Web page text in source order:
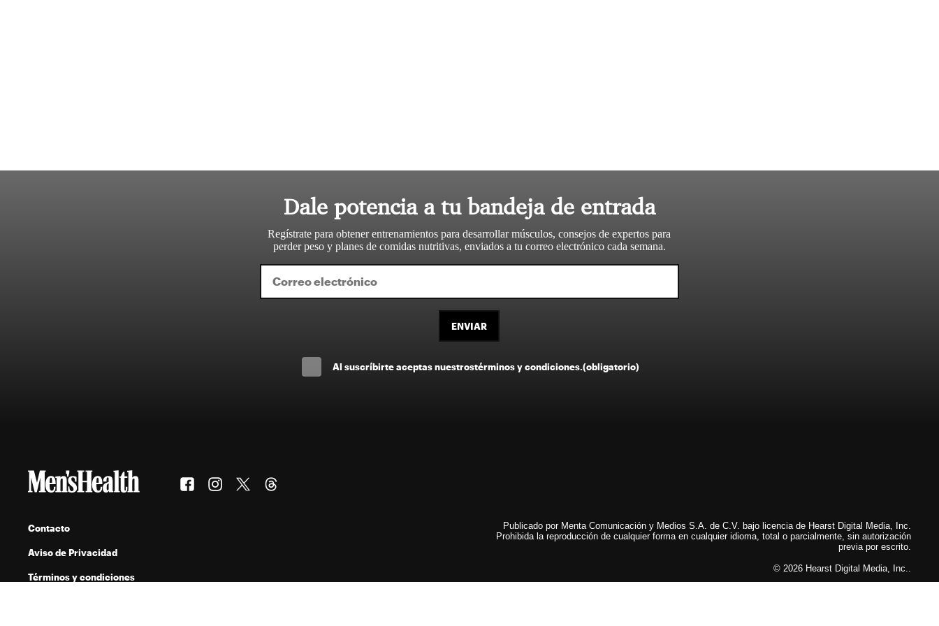
Dale potencia a tu bandeja de entrada
Regístrate para obtener entrenamientos para desarrollar músculos, consejos de expertos para
perder peso y planes de comidas nutritivas, enviados a tu correo electrónico cada semana.
ENVIAR
Al suscríbirte aceptas nuestrostérminos y condiciones.(obligatorio)
Contacto
Aviso de Privacidad
Términos y condiciones
Publicado por Menta Comunicación y Medios S.A. de C.V. bajo licencia de Hearst Digital Media, Inc.
Prohibida la reproducción de cualquier forma en cualquier idioma, total o parcialmente, sin autorización
previa por escrito.
© 2026 Hearst Digital Media, Inc..